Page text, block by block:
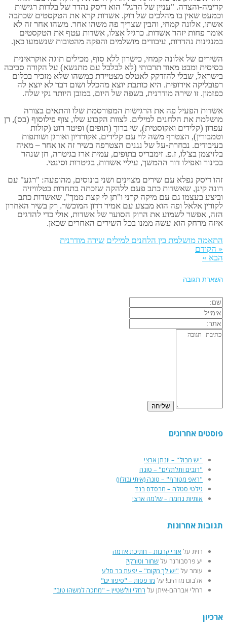
קדימה-והצדה. "עניין של הרגל" הוא דיסק נהדר של בלדות רגישות
וכמעט שאין בו מהלכים של רוק. אשדות קרא את הטקסטים שכתבה
אשתו, אלונה קמחי, והבין שצריך פה משהו אחר. משהו אחר זה לא
אומר פחות יזהר אשדות. כרגיל אצלו, אשדות עטף את הטקסטים
במנגינות נהדרות, עיבודים מושלמים והפקה מהטובות שנשמעו כאן.
השירים של אלונה קמחי, כישרון ללא סוף, מכילים תוגה אוקראינית
בסיסית ומבט מאוד תרבותי (לא לבלבל עם מתנשא) על הקורה סביבה
בישראל, שבלי להזדקק לאטלס מצטיירת כמשהו שלא מזכיר בכלום
רפובליקה אירופית. היא כותבת יוצא מהכלל ושום דבר לא יוצא לה
כפזמון. זו שירה מודרנית, בשפה של היום, במובן היותר נקי שלה.
אשדות הפעיל פה את הרגישות המפורסמת שלו והתאים בצורה
מושלמת את הלחנים למילים. לצוות הקבוע שלו, צוף פילוסוף (בס), רן
עפרון (קלידים ואקוסטית), שי ברוך (תופים) ופיטר רוט (קולות
וטמבורין), הצטרף משה לוי עם קלידים, אקורדיון ואורגן ושותפות
בעיבודים. נבחרת-על של נגנים הצטרפה בשיר זה או אחר – מאיה
בלזיצמן בצ'לו, ז.פ. זימבריס בתופים, עמית ארז בגיטרה, חן שנהר
בכינור ואפילו דור ההמשך, עיליי אשדות, בגיטרות וסינטי.
זהו דיסק נפלא עם שירים מצוינים ושני בונוסים, מהופעה: "רגע" עם
רונה קינן, שאשדות כתב פעם ללהקה שזכתה בתחרות בטלוויזיה
וביצע בעצמו גם עם מיקה קרני ו"תן לי קצת ממך", שאשדות כתב
לקורין אלאל ופה הוא מבצע עם אמיר דדון המוכשר. רק בשיר האחרון
הזה, אפשר לשמוע את הרוק הסוער של אשדות, אולי כדי להדגים
איזה מרחק הוא עשה ממנו בכל השירים האחרים שכאן.
התאמה מושלמת בין הלחנים למילים שירה מודרנית
« הקודם
הבא »
השארת תגובה
פוסטים אחרונים
"יש מבול" – יונתן ארצי
"רובים ותלתלים" – טונה
"ראפ מטורף" – טונה (איתי זבולון)
גילטי סטלה – מרסדס בנד
אותיות נחמה – שלמה ארצי
תגובות אחרונות
רוית על אורי קרנות – חתיכת אדמה
יע פרסבורגר על שחור וטורקיז
עומר על "יש לךָ מקום" – יפעת בר סלע
אלבום מדהים! על מרפסות – "סיפורים"
רחלי אברהם-איתן על רחלי וולשטיין – "מחכה למשהו טוב"
ארכיון